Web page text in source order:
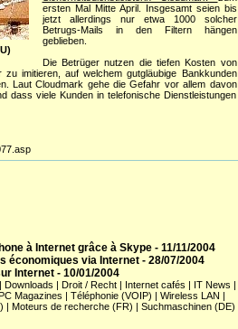
ersten Mal Mitte April. Insgesamt seien bis
jetzt allerdings nur etwa 1000 solcher
Betrugs-Mails in den Filtern hängen
geblieben.
Die Betrüger nutzen die tiefen Kosten von
zu imitieren, auf welchem gutgläubige Bankkunden
Laut Cloudmark gehe die Gefahr vor allem davon
dass viele Kunden in telefonische Dienstleistungen
à Internet grâce à Skype - 11/11/2004
économiques via Internet - 28/07/2004
Internet - 10/01/2004
| Downloads | Droit / Recht | Internet cafés | IT News |
Magazines | Téléphonie (VOIP) | Wireless LAN |
| Moteurs de recherche (FR) | Suchmaschinen (DE)